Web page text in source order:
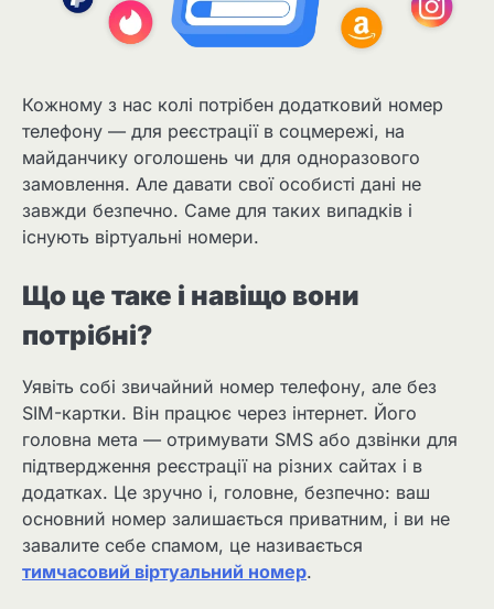
Кожному з нас колі потрібен додатковий номер
телефону — для реєстрації в соцмережі, на
майданчику оголошень чи для одноразового
замовлення. Але давати свої особисті дані не
завжди безпечно. Саме для таких випадків і
існують віртуальні номери.
Що це таке і навіщо вони
потрібні?
Уявіть собі звичайний номер телефону, але без
SIM-картки. Він працює через інтернет. Його
головна мета — отримувати SMS або дзвінки для
підтвердження реєстрації на різних сайтах і в
додатках. Це зручно і, головне, безпечно: ваш
основний номер залишається приватним, і ви не
завалите себе спамом, це називається
тимчасовий віртуальний номер.